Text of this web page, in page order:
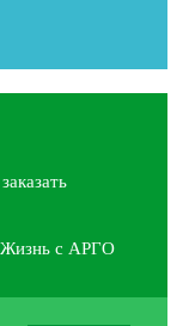
Жизнь с АРГО